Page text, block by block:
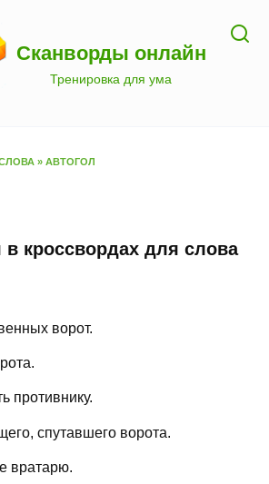
Сканворды онлайн
Тренировка для ума
» АВТОГОЛ
в кроссвордах для слова
ворот.
противнику.
спутавшего ворота.
вратарю.